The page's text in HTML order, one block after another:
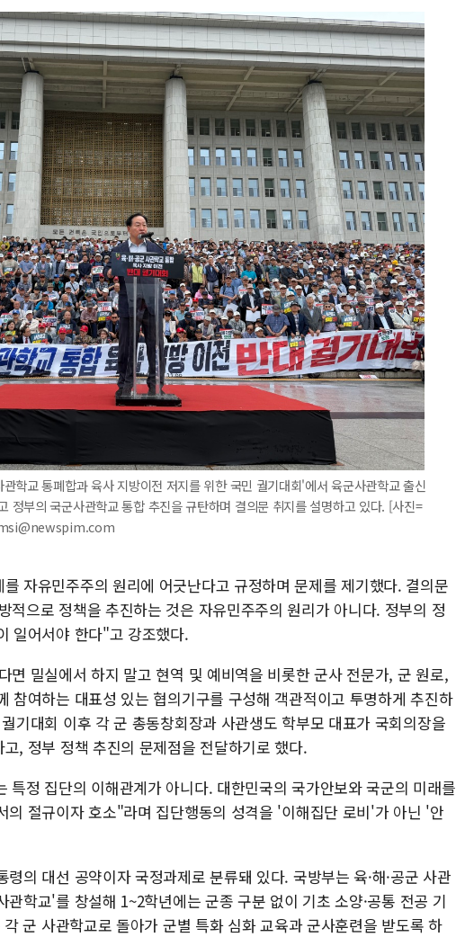
학교 통폐합과 육사 지방이전 저지를 위한 국민 궐기대회'에서 육군사관학교 출신
정부의 국군사관학교 통합 추진을 규탄하며 결의문 취지를 설명하고 있다. [사진=
자유민주주의 원리에 어긋난다고 규정하며 문제를 제기했다. 결의문
적으로 정책을 추진하는 것은 자유민주주의 원리가 아니다. 정부의 정
일어서야 한다"고 강조했다.
면 밀실에서 하지 말고 현역 및 예비역을 비롯한 군사 전문가, 군 원로,
참여하는 대표성 있는 협의기구를 구성해 객관적이고 투명하게 추진하
기대회 이후 각 군 총동창회장과 사관생도 학부모 대표가 국회의장을
, 정부 정책 추진의 문제점을 전달하기로 했다.
특정 집단의 이해관계가 아니다. 대한민국의 국가안보와 국군의 미래를
의 절규이자 호소"라며 집단행동의 성격을 '이해집단 로비'가 아닌 '안
의 대선 공약이자 국정과제로 분류돼 있다. 국방부는 육·해·공군 사관
학교'를 창설해 1~2학년에는 군종 구분 없이 기초 소양·공통 전공 기
군 사관학교로 돌아가 군별 특화 심화 교육과 군사훈련을 받도록 하